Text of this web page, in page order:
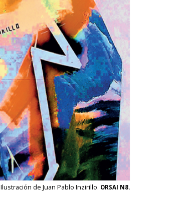
Ilustración de Juan Pablo Inzirillo. ORSAI N8.